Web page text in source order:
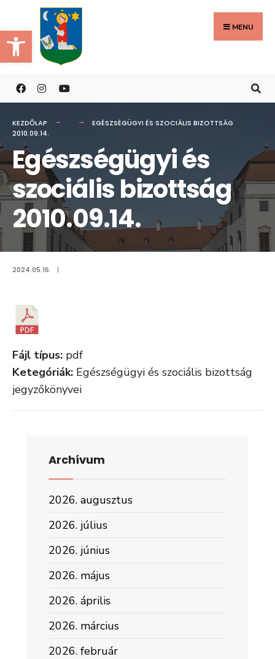
Eszköztár megnyitása
to
content
MENU
KEZDŐLAP
EGÉSZSÉGÜGYI ÉS SZOCIÁLIS BIZOTTSÁG
2010.09.14.
Egészségügyi és
szociális bizottság
2010.09.14.
2024.05.16. |
Fájl típus: pdf
Ketegóriák: Egészségügyi és szociális bizottság
jegyzőkönyvei
Archívum
2026. augusztus
2026. július
2026. június
2026. május
2026. április
2026. március
2026. február
Search